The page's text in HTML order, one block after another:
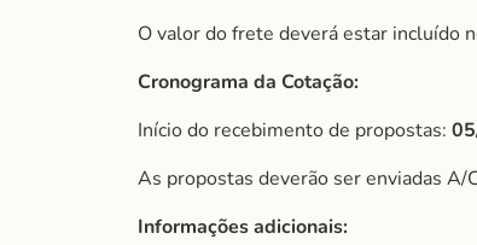
O valor do frete deverá estar incluído
Cronograma da Cotação:
Início do recebimento de propostas:
As propostas deverão ser enviadas A/
Informações adicionais: